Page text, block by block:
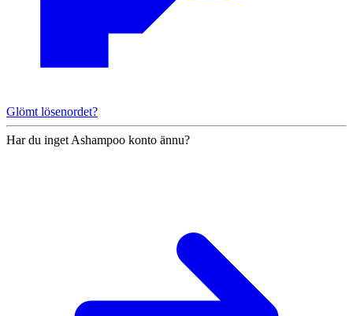
Glömt lösenordet?
Har du inget Ashampoo konto ännu?